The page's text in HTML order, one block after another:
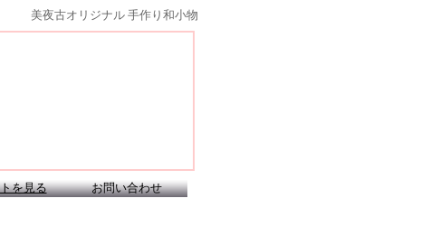
美夜古オリジナル 手作り和小物
を見る
お問い合わせ